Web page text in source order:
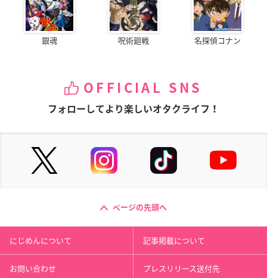
銀魂 呪術廻戦 名探偵コナン
OFFICIAL SNS
フォローしてより楽しいオタクライフ！
ページの先頭へ
にじめんについて 記事掲載について
お問い合わせ プレスリリース送付先